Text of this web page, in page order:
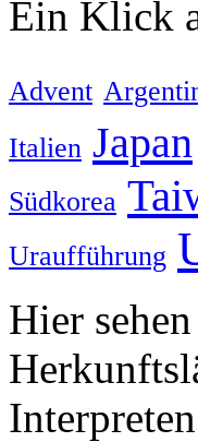
Ein Klick
Advent
Italien Japan
Südkorea
Uraufführung
Hier